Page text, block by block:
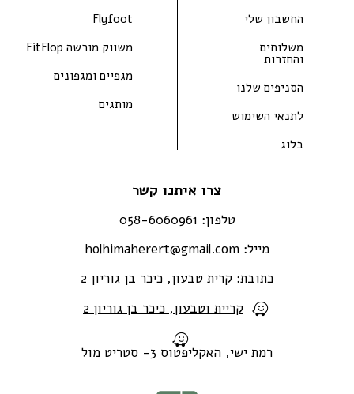
החשבון שלי
משלוחים
והחזרות
הסניפים שלנו
לתנאי השימוש
בלוג
Flyfoot
משווק מורשה FitFlop
מגפיים ומגפונים
מותגים
צרו איתנו קשר
טלפון: 058-6060961
מייל: holhimaherert@gmail.com
כתובת: קרית טבעון, כיכר בן גוריון 2
קריית וטבעון, כיכר בן גוריון 2
רמת ישי, האקליפטוס 3- סטריט מול